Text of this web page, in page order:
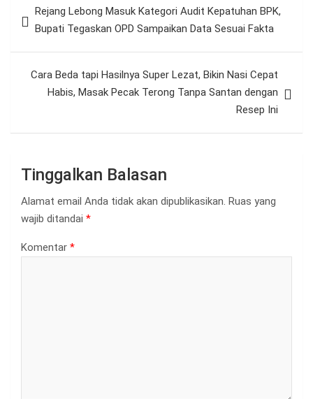
posRejang Lebong Masuk Kategori Audit Kepatuhan BPK,
Bupati Tegaskan OPD Sampaikan Data Sesuai Fakta
Cara Beda tapi Hasilnya Super Lezat, Bikin Nasi Cepat
Habis, Masak Pecak Terong Tanpa Santan dengan
Resep Ini
Tinggalkan Balasan
Alamat email Anda tidak akan dipublikasikan. Ruas yang
wajib ditandai *
Komentar *